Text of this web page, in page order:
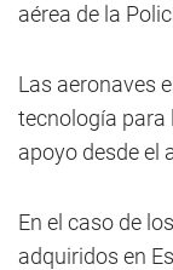
aérea de la
Las aeronaves
tecnología para
apoyo desde el
En el caso de
adquiridos en